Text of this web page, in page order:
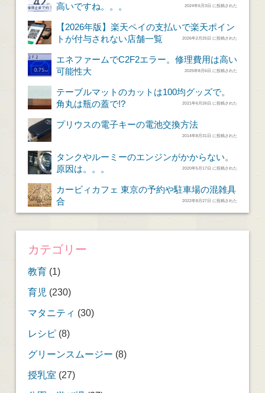
高いですね。。。
2024年6月3日 に投稿された
【2026年版】楽天ペイの支払いで楽天ポイン
トが付与されない店舗一覧
2026年2月25日 に投稿された
エネファームでC2F2エラー。修理費用は高い
可能性大
2025年8月6日 に投稿された
テーブルマットのカットは100均グッズで。
角丸は瓶の蓋で!?
2021年6月26日 に投稿された
プリウスの電子キーの電池交換方法
2014年8月31日 に投稿された
タンクやルーミーのエンジンがかからない。
原因は。。。
2020年5月17日 に投稿された
カービィカフェ 東京の予約や駐車場の混雑具
合
2022年8月27日 に投稿された
カテゴリー
教育(1)
育児 (230)
マタニティ (30)
レシピ(8)
グリーンスムージー (8)
授乳室 (27)